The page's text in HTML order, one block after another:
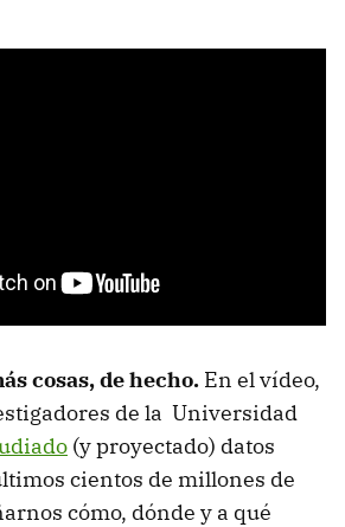
cosas, de hecho. En el vídeo,
de la Universidad
(y proyectado) datos
cientos de millones de
cómo, dónde y a qué